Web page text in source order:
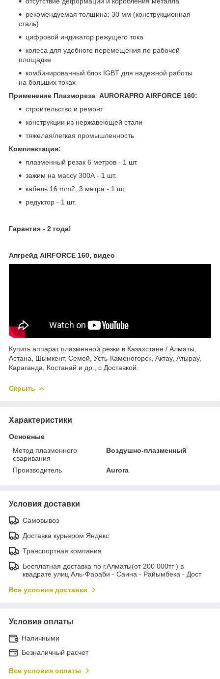
рекомендуемая толщина: 30 мм (конструкционная
сталь)
цифровой индикатор режущего тока
колеса для удобного перемещения по рабочей
площадке
комбинированный блок IGBT для надежной работы
на больших токах
Применение Плазмореза AURORAPRO AIRFORCE 160:
строительство и ремонт
конструкции из нержавеющей стали
тяжелая/легкая промышленность
Комплектация:
плазменный резак 6 метров - 1 шт.
зажим на массу 300А - 1 шт.
кабель 16 mm2 , 3 метра - 1 шт.
редуктор - 1 шт.
Гарантия - 2 года!
Апгрейд AIRFORCE 160, видео
Купить аппарат плазменной резки в Казахстане / Алматы,
Астана, Шымкент, Семей, Усть-Каменогорск, Актау, Атырау,
Караганда, Костанай и др., с Доставкой.
Скрыть
Характеристики
Основные
Метод плазменного
сваривания
Воздушно-плазменный
Производитель Aurora
Условия доставки
Самовывоз
Доставка курьером Яндекс
Транспортная компания
Бесплатная доставка по г.Алматы(от 200 000тг ) в
квадрате улиц Аль-Фараби - Саина - Райымбека - Дост
Все условия доставки
Условия оплаты
Наличными
Безналичный расчет
Все условия оплаты